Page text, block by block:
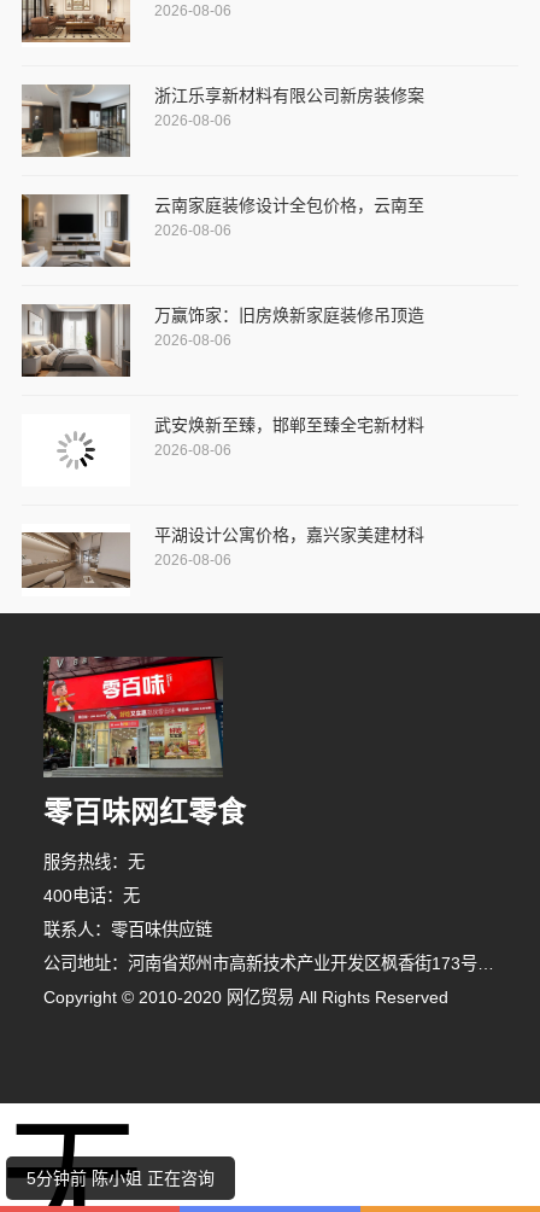
2026-08-06
浙江乐享新材料有限公司新房装修案
2026-08-06
云南家庭装修设计全包价格，云南至
2026-08-06
万赢饰家：旧房焕新家庭装修吊顶造
2026-08-06
武安焕新至臻，邯郸至臻全宅新材料
2026-08-06
平湖设计公寓价格，嘉兴家美建材科
2026-08-06
零百味网红零食
服务热线：无
400电话：无
联系人：零百味供应链
公司地址：河南省郑州市高新技术产业开发区枫香街173号郑州天健湖智联网产业园3号楼7层706室
Copyright © 2010-2020 网亿贸易 All Rights Reserved
4分钟前 朱小姐 正在咨询
5分钟前 陈小姐 正在咨询